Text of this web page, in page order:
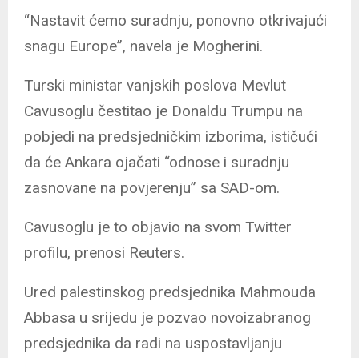
“Nastavit ćemo suradnju, ponovno otkrivajući
snagu Europe”, navela je Mogherini.
Turski ministar vanjskih poslova Mevlut
Cavusoglu čestitao je Donaldu Trumpu na
pobjedi na predsjedničkim izborima, ističući
da će Ankara ojačati “odnose i suradnju
zasnovane na povjerenju” sa SAD-om.
Cavusoglu je to objavio na svom Twitter
profilu, prenosi Reuters.
Ured palestinskog predsjednika Mahmouda
Abbasa u srijedu je pozvao novoizabranog
predsjednika da radi na uspostavljanju